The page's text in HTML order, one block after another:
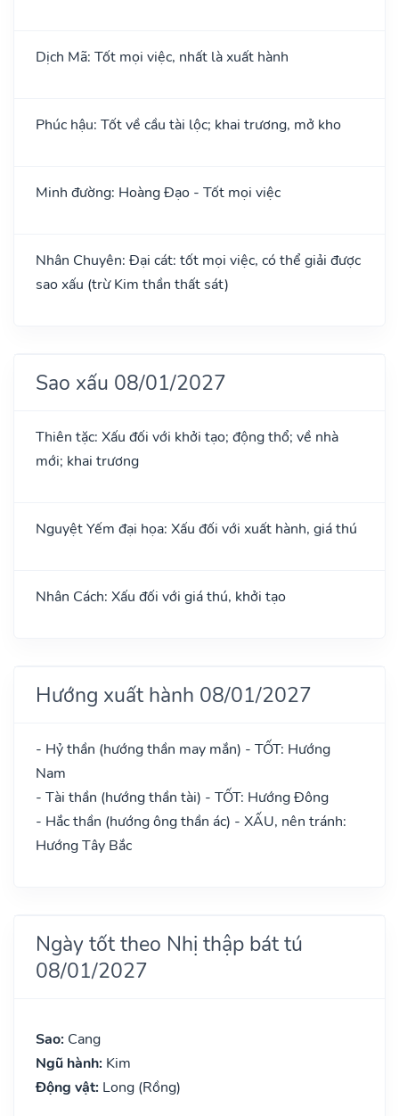
Dịch Mã: Tốt mọi việc, nhất là xuất hành
Phúc hậu: Tốt về cầu tài lộc; khai trương, mở kho
Minh đường: Hoàng Đạo - Tốt mọi việc
Nhân Chuyên: Đại cát: tốt mọi việc, có thể giải được
sao xấu (trừ Kim thần thất sát)
Sao xấu 08/01/2027
Thiên tặc: Xấu đối với khởi tạo; động thổ; về nhà
mới; khai trương
Nguyệt Yếm đại họa: Xấu đối với xuất hành, giá thú
Nhân Cách: Xấu đối với giá thú, khởi tạo
Hướng xuất hành 08/01/2027
- Hỷ thần (hướng thần may mắn) - TỐT: Hướng
Nam
- Tài thần (hướng thần tài) - TỐT: Hướng Đông
- Hắc thần (hướng ông thần ác) - XẤU, nên tránh:
Hướng Tây Bắc
Ngày tốt theo Nhị thập bát tú
08/01/2027
Sao: Cang
Ngũ hành: Kim
Động vật: Long (Rồng)